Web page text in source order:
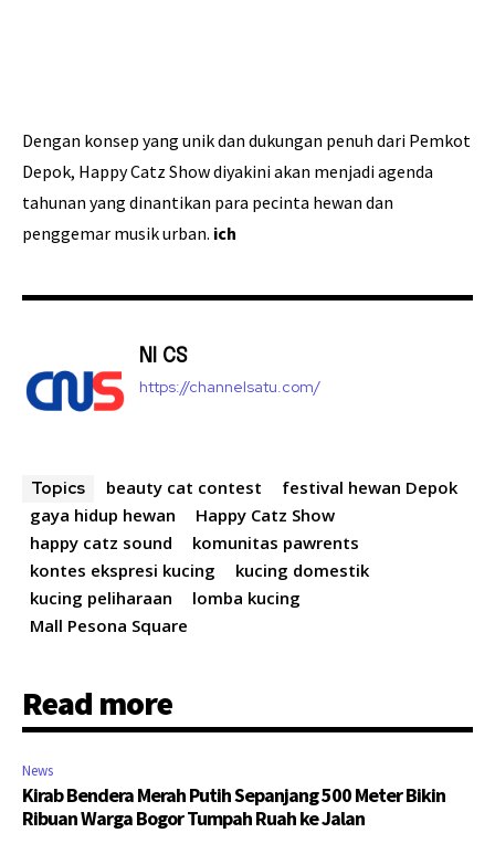
Dengan konsep yang unik dan dukungan penuh dari Pemkot
Depok, Happy Catz Show diyakini akan menjadi agenda
tahunan yang dinantikan para pecinta hewan dan
penggemar musik urban. ich
NI CS
https://channelsatu.com/
Topics beauty cat contest
festival hewan Depok
gaya hidup hewan
Happy Catz Show
happy catz sound
komunitas pawrents
kontes ekspresi kucing
kucing domestik
kucing peliharaan
lomba kucing
Mall Pesona Square
Read more
News
Kirab Bendera Merah Putih Sepanjang 500 Meter Bikin
Ribuan Warga Bogor Tumpah Ruah ke Jalan